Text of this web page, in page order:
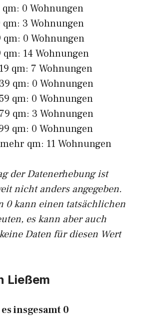
0 Wohnungen
qm: 3 Wohnungen
qm: 0 Wohnungen
qm: 14 Wohnungen
qm: 7 Wohnungen
qm: 0 Wohnungen
qm: 0 Wohnungen
qm: 3 Wohnungen
qm: 0 Wohnungen
qm: 11 Wohnungen
der Datenerhebung ist
nicht anders angegeben.
0 kann einen tatsächlichen
es kann aber auch
Daten für diesen Wert
Ließem
insgesamt 0